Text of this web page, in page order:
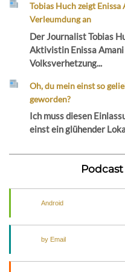
Tobias Huch zeigt
Verleumdung an
Der Journalist Tobias
Aktivistin Enissa
Volksverhetzung...
Oh, du mein einst so
geworden?
Ich muss diesen
einst ein glühender
Android
by Email